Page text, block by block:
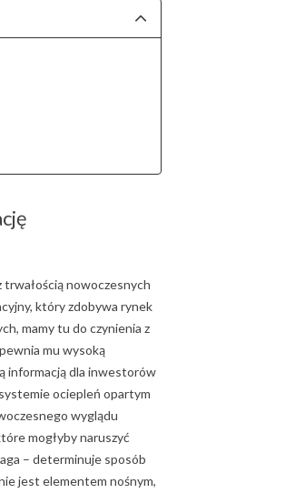
nowoczesnych
który zdobywa rynek
mamy tu do czynienia z
mu wysoką
informacją dla inwestorów
ociepleń opartym
wyglądu
mogłyby naruszyć
– determinuje sposób
jest elementem nośnym,